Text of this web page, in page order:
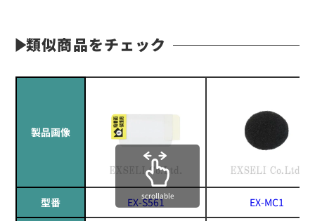
類似商品をチェック
製品画像
型番 EX-S561 EX-MC1
scrollable